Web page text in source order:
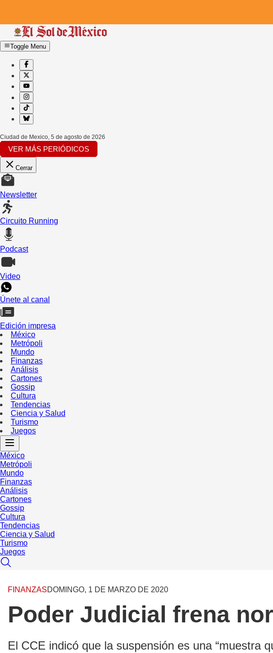
Toggle Menu
Ciudad de Mexico, 5 de agosto de 2026
VER MÁS PERIÓDICOS
Cerrar
Newsletter
Circuito Running
Podcast
Video
Únete al canal
Edición impresa
México
Metrópoli
Mundo
Finanzas
Análisis
Cartones
Gossip
Cultura
Tendencias
Ciencia y Salud
Turismo
Juegos
México
Metrópoli
Mundo
Finanzas
Análisis
Cartones
Gossip
Cultura
Tendencias
Ciencia y Salud
Turismo
Juegos
FINANZASDOMINGO, 1 DE MARZO DE 2020
Poder Judicial frena
El CCE indicó que la suspensión es una “muestra